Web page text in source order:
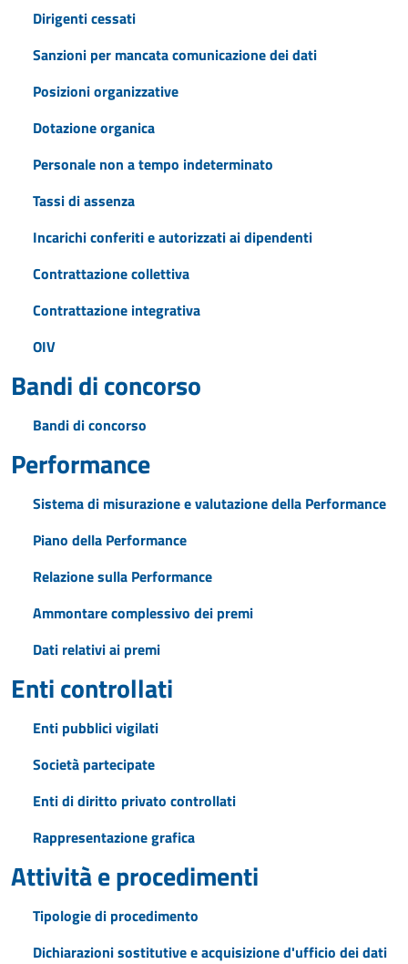
Dirigenti cessati
Sanzioni per mancata comunicazione dei dati
Posizioni organizzative
Dotazione organica
Personale non a tempo indeterminato
Tassi di assenza
Incarichi conferiti e autorizzati ai dipendenti
Contrattazione collettiva
Contrattazione integrativa
OIV
Bandi di concorso
Bandi di concorso
Performance
Sistema di misurazione e valutazione della Performance
Piano della Performance
Relazione sulla Performance
Ammontare complessivo dei premi
Dati relativi ai premi
Enti controllati
Enti pubblici vigilati
Società partecipate
Enti di diritto privato controllati
Rappresentazione grafica
Attività e procedimenti
Tipologie di procedimento
Dichiarazioni sostitutive e acquisizione d'ufficio dei dati